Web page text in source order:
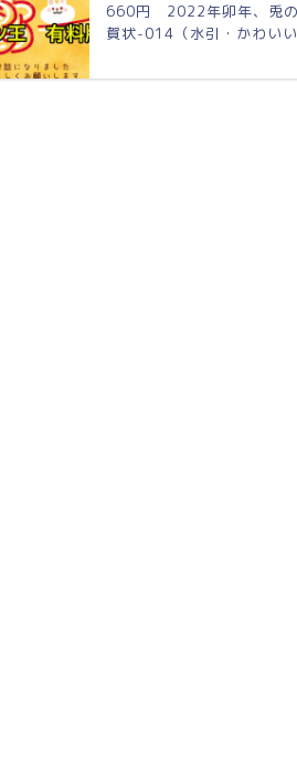
660円 2022年卯年、兎
賀状-014（水引・かわいい